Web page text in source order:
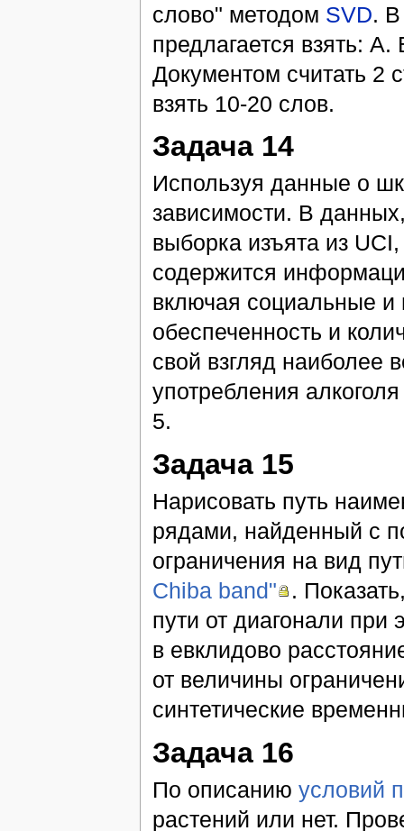
слово" методом SVD. В
предлагается взять:
Документом считать 2
взять 10-20 слов.
Задача 14
Используя данные о
зависимости. В
выборка изъята из
содержится
включая социальные и
обеспеченность и
свой взгляд наиболее
употребления
5.
Задача 15
Нарисовать путь
рядами, найденный с
ограничения на вид
Chiba band"
.
пути от диагонали при
в евклидово
от величины
синтетические
Задача 16
По описанию условий
растений или нет.